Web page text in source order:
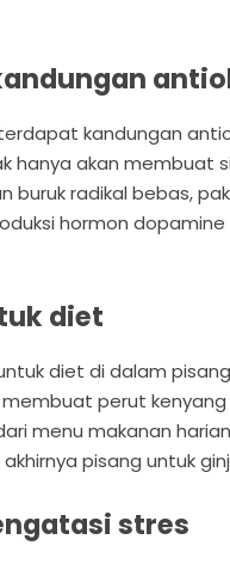
kandungan
hanya akan membuat
buruk radikal bebas,
hormon
diet
diet di dalam
perut
menu makanan
pisang untuk
stres